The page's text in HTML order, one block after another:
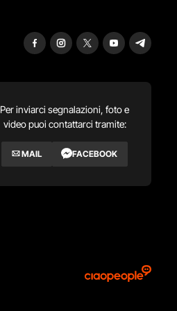
Per inviarci segnalazioni, foto e
video puoi contattarci tramite:
MAIL FACEBOOK